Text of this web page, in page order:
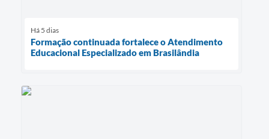
Há 5 dias
Formação continuada fortalece o Atendimento
Educacional Especializado em Brasilândia